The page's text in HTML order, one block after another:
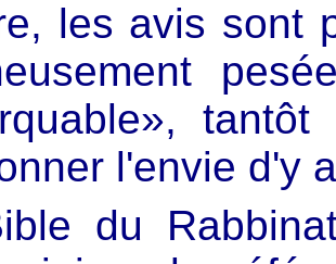
les avis sont
l'envie d'y
du